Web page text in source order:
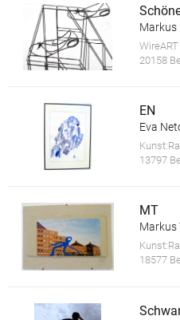
Markus
20158
EN
Eva
13797
MT
Markus
18577